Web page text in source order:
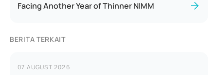
Facing Another Year of Thinner NIMM
BERITA TERKAIT
07 AUGUST 2026